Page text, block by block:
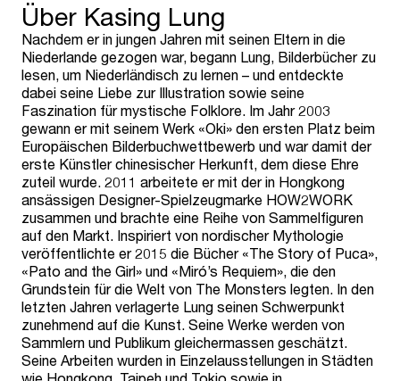
Über Kasing Lung
Nachdem er in jungen Jahren mit seinen Eltern in die
Niederlande gezogen war, begann Lung, Bilderbücher zu
lesen, um Niederländisch zu lernen – und entdeckte
dabei seine Liebe zur Illustration sowie seine
Faszination für mystische Folklore. Im Jahr 2003
gewann er mit seinem Werk «Oki» den ersten Platz beim
Europäischen Bilderbuchwettbewerb und war damit der
erste Künstler chinesischer Herkunft, dem diese Ehre
zuteil wurde. 2011 arbeitete er mit der in Hongkong
ansässigen Designer-Spielzeugmarke HOW2WORK
zusammen und brachte eine Reihe von Sammelfiguren
auf den Markt. Inspiriert von nordischer Mythologie
veröffentlichte er 2015 die Bücher «The Story of Puca»,
«Pato and the Girl» und «Miró’s Requiem», die den
Grundstein für die Welt von The Monsters legten. In den
letzten Jahren verlagerte Lung seinen Schwerpunkt
zunehmend auf die Kunst. Seine Werke werden von
Sammlern und Publikum gleichermassen geschätzt.
Seine Arbeiten wurden in Einzelausstellungen in Städten